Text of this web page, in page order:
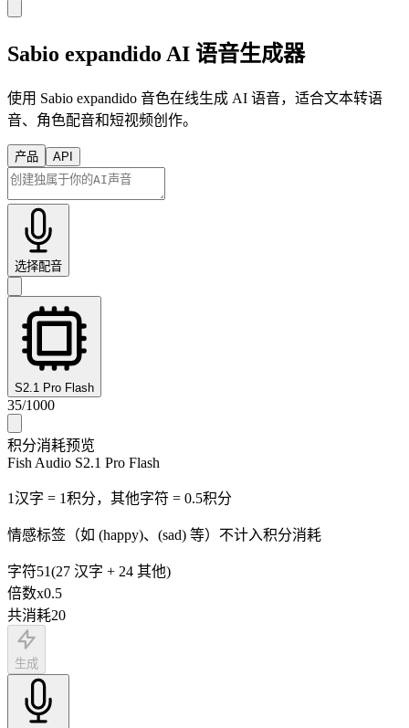
Sabio expandido AI 语音生成器
使用 Sabio expandido 音色在线生成 AI 语音，适合文本转语
音、角色配音和短视频创作。
产品 API
选择配音
S2.1 Pro Flash
35/1000
积分消耗预览
Fish Audio S2.1 Pro Flash
1汉字 = 1积分，其他字符 = 0.5积分
情感标签（如 (happy)、(sad) 等）不计入积分消耗
字符51(27 汉字 + 24 其他)
倍数x0.5
共消耗20
生成